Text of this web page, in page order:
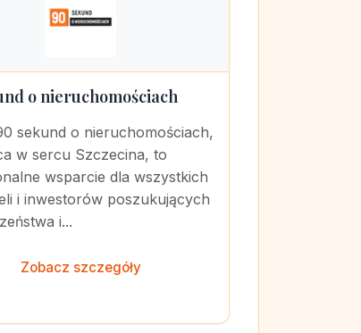
o nieruchomościach
sekund o nieruchomościach,
w sercu Szczecina, to
wsparcie dla wszystkich
i inwestorów poszukujących
i...
Zobacz szczegóły